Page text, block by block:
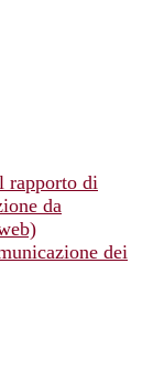
rapporto di
da
dei